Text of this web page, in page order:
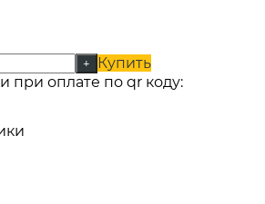
+
Купить
при оплате по qr коду: